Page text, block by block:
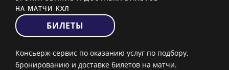
НА МАТЧИ КХЛ
БИЛЕТЫ
Консьерж-сервис по оказанию услуг по подбору,
бронированию и доставке билетов на матчи.